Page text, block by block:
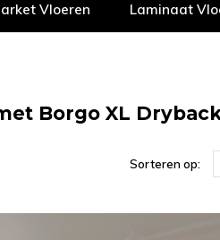
Vloeren Laminaat
Borgo XL
Sorteren op: